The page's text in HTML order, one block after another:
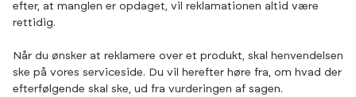
efter, at manglen er opdaget, vil reklamationen altid være
rettidig.
Når du ønsker at reklamere over et produkt, skal henvendelsen
ske på vores serviceside. Du vil herefter høre fra, om hvad der
efterfølgende skal ske, ud fra vurderingen af sagen.